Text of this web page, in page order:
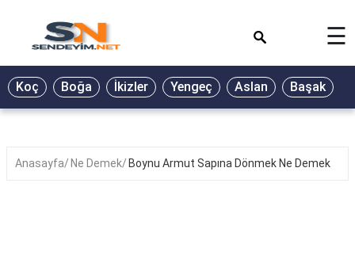
BİYOGRAFİ
GALERİ
☰
Koç Boğa İkizler Yengeç Aslan Başak
Anasayfa Ne Demek Boynu Armut Sapına Dönmek Ne Demek